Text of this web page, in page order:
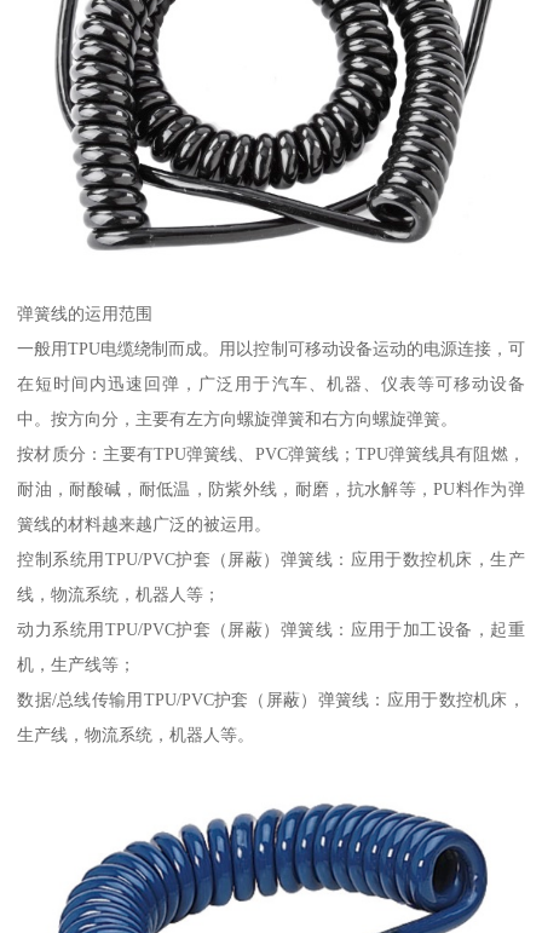
弹簧线的运用范围
一般用TPU电缆绕制而成。用以控制可移动设备运动的电源连接，可
在短时间内迅速回弹，广泛用于汽车、机器、仪表等可移动设备
中。按方向分，主要有左方向螺旋弹簧和右方向螺旋弹簧。
按材质分：主要有TPU弹簧线、PVC弹簧线；TPU弹簧线具有阻燃，
耐油，耐酸碱，耐低温，防紫外线，耐磨，抗水解等，PU料作为弹
簧线的材料越来越广泛的被运用。
控制系统用TPU/PVC护套（屏蔽）弹簧线：应用于数控机床，生产
线，物流系统，机器人等；
动力系统用TPU/PVC护套（屏蔽）弹簧线：应用于加工设备，起重
机，生产线等；
数据/总线传输用TPU/PVC护套（屏蔽）弹簧线：应用于数控机床，
生产线，物流系统，机器人等。